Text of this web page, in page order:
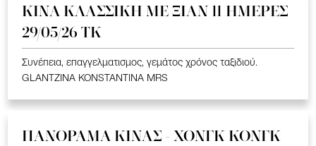
ΚΙΝΑ KΛΑΣΣΙΚΗ ME ΞΙΑΝ 11 ΗΜΕΡΕΣ
29/05/26 ΤΚ
Συνέπεια, επαγγελματισμος, γεμάτος χρόνος ταξιδιού.
GLANTZINA KONSTANTINA MRS
ΠΑΝΟΡΑΜΑ ΚΙΝΑΣ - ΧΟΝΓΚ ΚΟΝΓΚ